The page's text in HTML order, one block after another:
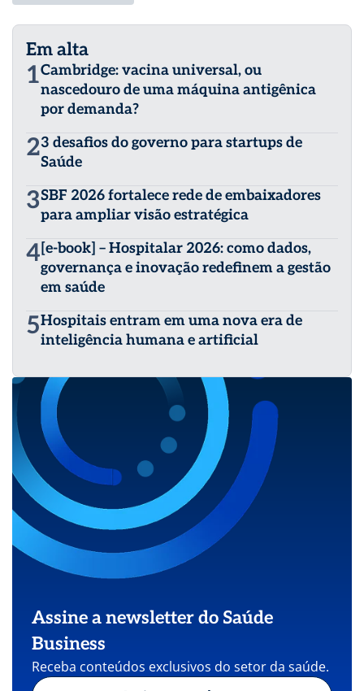
Em alta
1Cambridge: vacina universal, ou
nascedouro de uma máquina antigênica
por demanda?
23 desafios do governo para startups de
Saúde
3SBF 2026 fortalece rede de embaixadores
para ampliar visão estratégica
4[e-book] – Hospitalar 2026: como dados,
governança e inovação redefinem a gestão
em saúde
5Hospitais entram em uma nova era de
inteligência humana e artificial
Assine a newsletter do Saúde
Business
Receba conteúdos exclusivos do setor da saúde.